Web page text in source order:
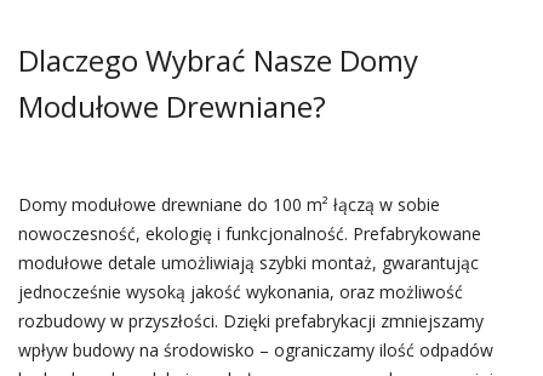
Dlaczego Wybrać Nasze Domy
Modułowe Drewniane?
Domy modułowe drewniane do 100 m² łączą w sobie
nowoczesność, ekologię i funkcjonalność. Prefabrykowane
modułowe detale umożliwiają szybki montaż, gwarantując
jednocześnie wysoką jakość wykonania, oraz możliwość
rozbudowy w przyszłości. Dzięki prefabrykacji zmniejszamy
wpływ budowy na środowisko – ograniczamy ilość odpadów